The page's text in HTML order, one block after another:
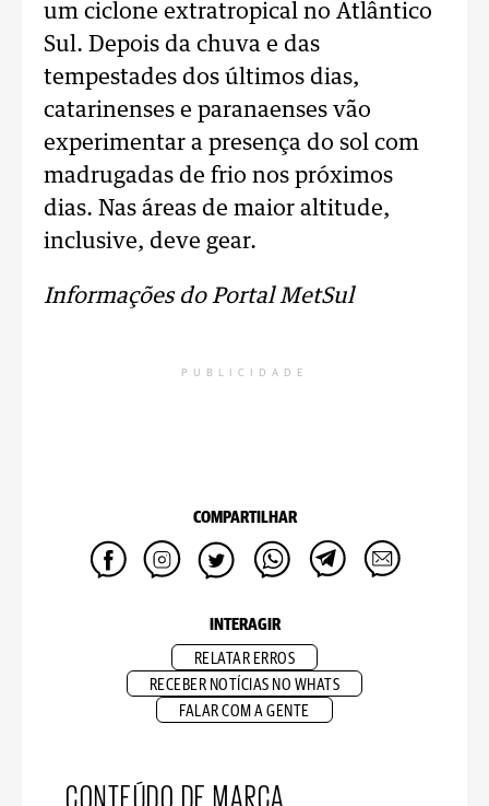
um ciclone extratropical no Atlântico
Sul. Depois da chuva e das
tempestades dos últimos dias,
catarinenses e paranaenses vão
experimentar a presença do sol com
madrugadas de frio nos próximos
dias. Nas áreas de maior altitude,
inclusive, deve gear.
Informações do Portal MetSul
PUBLICIDADE
COMPARTILHAR
INTERAGIR
RELATAR ERROS
RECEBER NOTÍCIAS NO WHATS
FALAR COM A GENTE
CONTEÚDO DE MARCA